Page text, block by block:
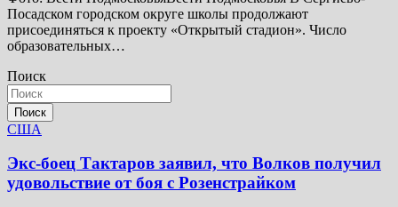
Посадском городском округе школы продолжают
присоединяться к проекту «Открытый стадион». Число
образовательных…
Поиск
Поиск
США
Экс-боец Тактаров заявил, что Волков получил
удовольствие от боя с Розенстрайком